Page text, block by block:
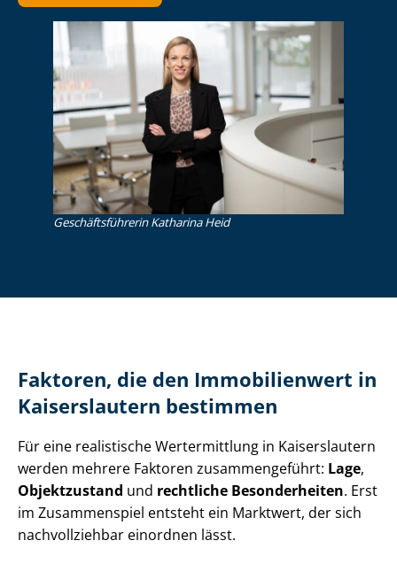
Ge­schäfts­füh­re­rin Katharina Heid
Faktoren, die den Immobilienwert in
Kaiserslautern bestimmen
Für eine realistische Wertermittlung in Kaiserslautern
werden mehrere Faktoren zusammengeführt: Lage,
Objektzustand und rechtliche Besonderheiten. Erst
im Zusammenspiel entsteht ein Marktwert, der sich
nachvollziehbar einordnen lässt.